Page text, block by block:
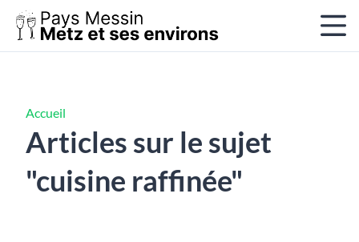
Accueil
Articles sur le sujet
"cuisine raffinée"